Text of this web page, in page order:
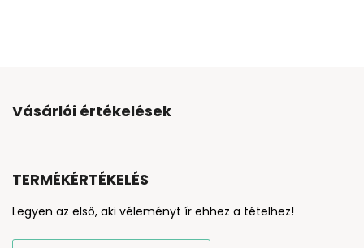
Vásárlói értékelések
TERMÉKÉRTÉKELÉS
Legyen az első, aki véleményt ír ehhez a tételhez!